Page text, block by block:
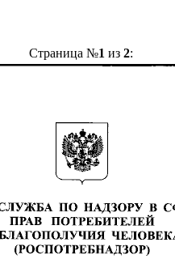
Страница №1 из 2: